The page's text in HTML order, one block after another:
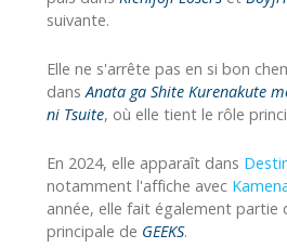
suivante.
Elle ne s'arrête pas en si bon
dansAnata ga Shite Kurenakute
ni Tsuite, où elle tient le rôle
En 2024, elle apparaît dans
notamment l'affiche avec
année, elle fait également partie
principale de GEEKS.